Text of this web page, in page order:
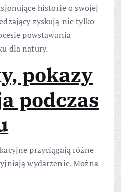
historie o swojej
zyskują nie tylko
powstawania
dla natury.
pokazy
podczas
przyciągają różne
wydarzenie. Można